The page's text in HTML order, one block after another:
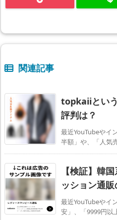
関連記事
topkaiiとい
評判は？
最近YouTubeやイ
半額」や、「人気
【検証】韓
ッション通
最近YouTubeやイ
安」、「9999円以